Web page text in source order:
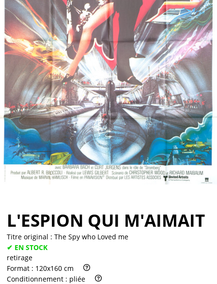
Vendre
L'ESPION QUI M'AIMAIT
Titre original : The Spy who Loved me
✔ EN STOCK
retirage
Format : 120x160 cm
Conditionnement : pliée